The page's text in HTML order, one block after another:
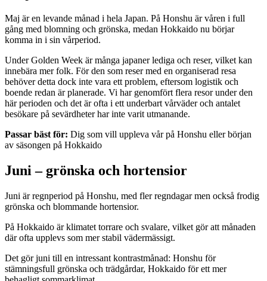
Maj är en levande månad i hela Japan. På Honshu är våren i full
gång med blomning och grönska, medan Hokkaido nu börjar
komma in i sin vårperiod.
Under Golden Week är många japaner lediga och reser, vilket kan
innebära mer folk. För den som reser med en organiserad resa
behöver detta dock inte vara ett problem, eftersom logistik och
boende redan är planerade. Vi har genomfört flera resor under den
här perioden och det är ofta i ett underbart vårväder och antalet
besökare på sevärdheter har inte varit utmanande.
Passar bäst för: Dig som vill uppleva vår på Honshu eller början
av säsongen på Hokkaido
Juni – grönska och hortensior
Juni är regnperiod på Honshu, med fler regndagar men också frodig
grönska och blommande hortensior.
På Hokkaido är klimatet torrare och svalare, vilket gör att månaden
där ofta upplevs som mer stabil vädermässigt.
Det gör juni till en intressant kontrastmånad: Honshu för
stämningsfull grönska och trädgårdar, Hokkaido för ett mer